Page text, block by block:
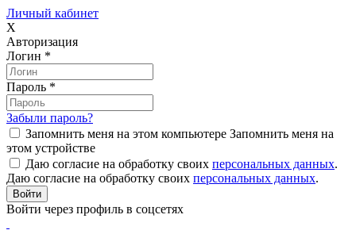
Личный кабинет
X
Авторизация
Логин *
Пароль *
Забыли пароль?
Запомнить меня на этом компьютере Запомнить меня на
этом устройстве
Даю согласие на обработку своих персональных данных.
Даю согласие на обработку своих персональных данных.
Войти через профиль в соцсетях